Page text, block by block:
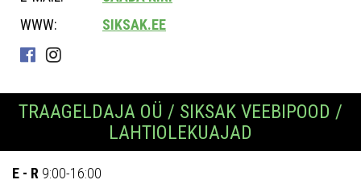
WWW:
SIKSAK.EE
TRAAGELDAJA OÜ / SIKSAK VEEBIPOOD /
LAHTIOLEKUAJAD
E - R 9:00-16:00